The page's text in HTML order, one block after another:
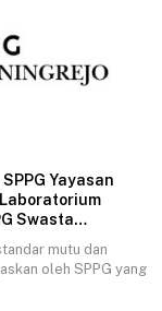
Yayasan
Swasta
mutu dan
oleh SPPG yang